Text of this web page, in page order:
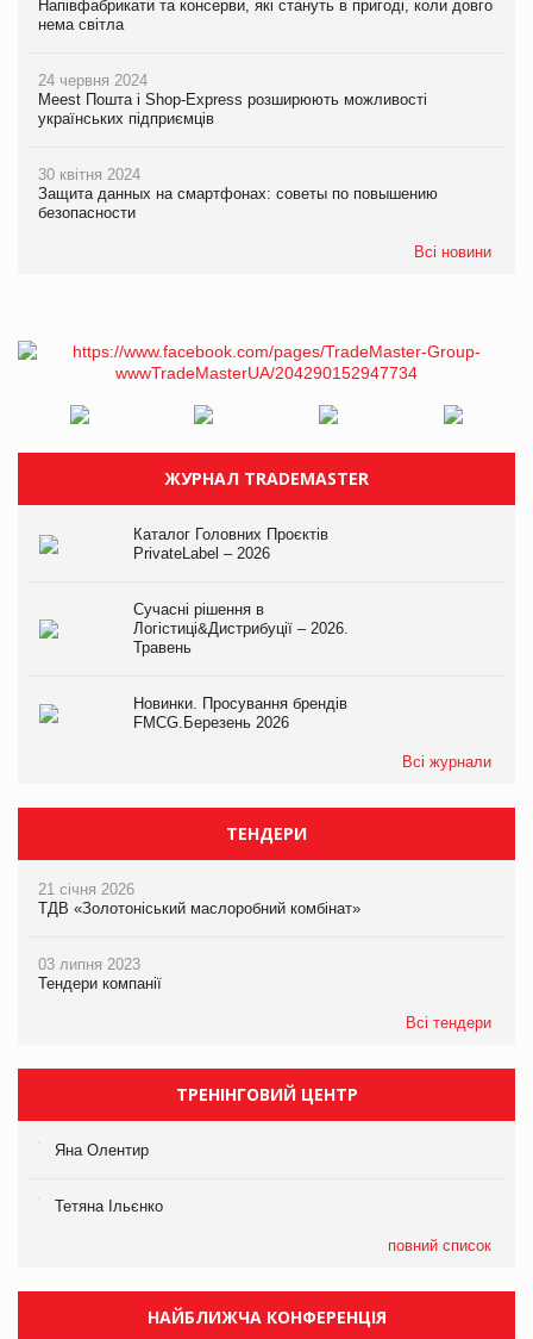
Напівфабрикати та консерви, які стануть в пригоді, коли довго
нема світла
24 червня 2024
Meest Пошта і Shop-Express розширюють можливості
українських підприємців
30 квітня 2024
Защита данных на смартфонах: советы по повышению
безопасности
Всі новини
ЖУРНАЛ TRADEMASTER
Каталог Головних Проєктів
PrivateLabel – 2026
Сучасні рішення в
Логістиці&Дистрибуції – 2026.
Травень
Новинки. Просування брендів
FMCG.Березень 2026
Всі журнали
ТЕНДЕРИ
21 січня 2026
ТДВ «Золотоніський маслоробний комбінат»
03 липня 2023
Тендери компанії
Всі тендери
ТРЕНІНГОВИЙ ЦЕНТР
Яна Олентир
Тетяна Ільєнко
повний список
НАЙБЛИЖЧА КОНФЕРЕНЦІЯ